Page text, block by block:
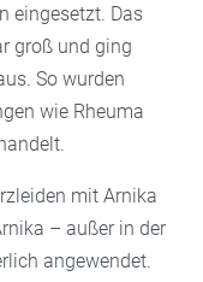
eingesetzt. Das
groß und ging
So wurden
wie Rheuma
mit Arnika
– außer in der
angewendet.